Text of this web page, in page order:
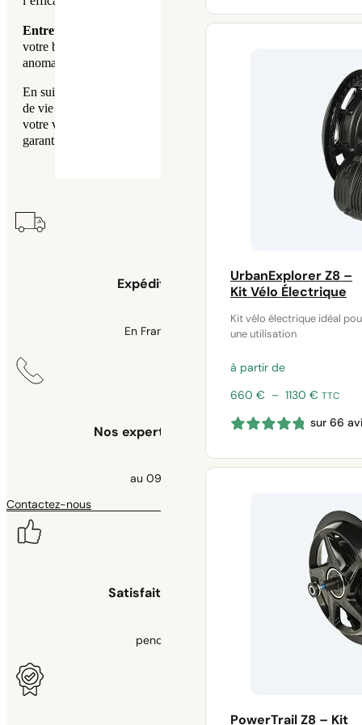
à
UrbanExplorer Z8 –
Kit Vélo Électrique
Kit vélo électrique idéal
une utilisation
à partir de
660 € – 1130 € Plage
prix :
à
TTC
sur 66
PowerTrail Z8 – Kit
Entretien régulier
: Faites vérifier régulièrement l’état de
votre batterie par un professionnel pour détecter d’éventuelles
anomalies et optimiser ses performances.
En suivant ces recommandations, vous prolongerez la durée
de vie de votre batterie et optimiserez les performances de
votre vélo électrique. Un entretien approprié est essentiel pour
garantir une mobilité durable et économique.
Expédition sous 48h
En France et belgique
Nos experts à votre écoute
au 09 70 70 43 00
Contactez-nous
Satisfait ou remboursé
pendant 30 jours